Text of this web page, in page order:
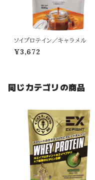
ソイプロテイン／キャラメル
¥3,672
同じカテゴリの商品